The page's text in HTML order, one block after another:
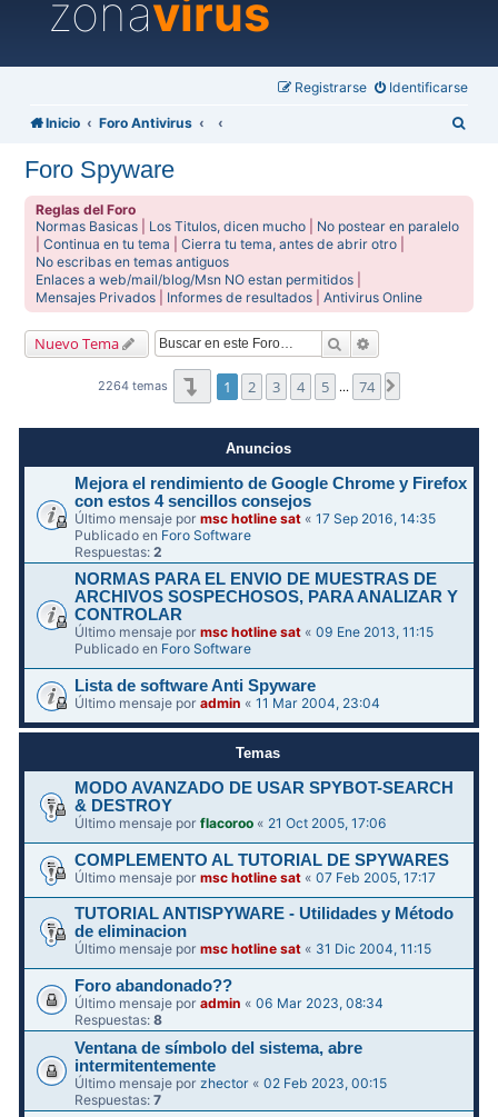
zonavirus
Identificarse
Registrarse
Inicio Foro Antivirus
Foro Spyware
Reglas del Foro
Normas Basicas
Los Titulos, dicen mucho
No postear en paralelo
|Continua en tu tema |Cierra tu tema, antes de abrir otro
No escribas en temas antiguos
Enlaces a web/mail/blog/Msn NO estan permitidos
Mensajes Privados
Informes de resultados |Antivirus Online
Nuevo Tema Buscar
2264 temas Página1de74
1 2 3 4 5 … 74
Anuncios
Mejora el rendimiento de Google Chrome y Firefox
con estos 4 sencillos consejos
Último mensaje pormsc hotline sat «17 Sep 2016, 14:35
Publicado en Foro Software
Respuestas:2
NORMAS PARA EL ENVIO DE MUESTRAS DE
ARCHIVOS SOSPECHOSOS, PARA ANALIZAR Y
CONTROLAR
Último mensaje pormsc hotline sat «09 Ene 2013, 11:15
Publicado en Foro Software
Lista de software Anti Spyware
Último mensaje poradmin «11 Mar 2004, 23:04
Temas
MODO AVANZADO DE USAR SPYBOT-SEARCH
& DESTROY
Último mensaje porflacoroo « 21 Oct 2005, 17:06
COMPLEMENTO AL TUTORIAL DE SPYWARES
Último mensaje pormsc hotline sat «07 Feb 2005, 17:17
TUTORIAL ANTISPYWARE - Utilidades y Método
de eliminacion
Último mensaje pormsc hotline sat « 31 Dic 2004, 11:15
Foro abandonado??
Último mensaje poradmin «06 Mar 2023, 08:34
Respuestas:8
Ventana de símbolo del sistema, abre
intermitentemente
Último mensaje por zhector «02 Feb 2023, 00:15
Respuestas:7